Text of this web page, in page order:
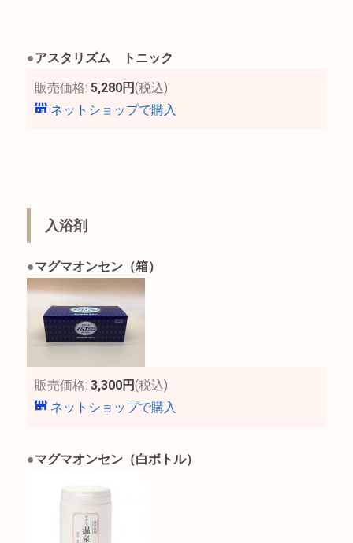
●アスタリズム トニック
販売価格: 5,280円(税込)
ネットショップで購入
入浴剤
●マグマオンセン（箱）
販売価格: 3,300円(税込)
ネットショップで購入
●マグマオンセン（白ボトル）